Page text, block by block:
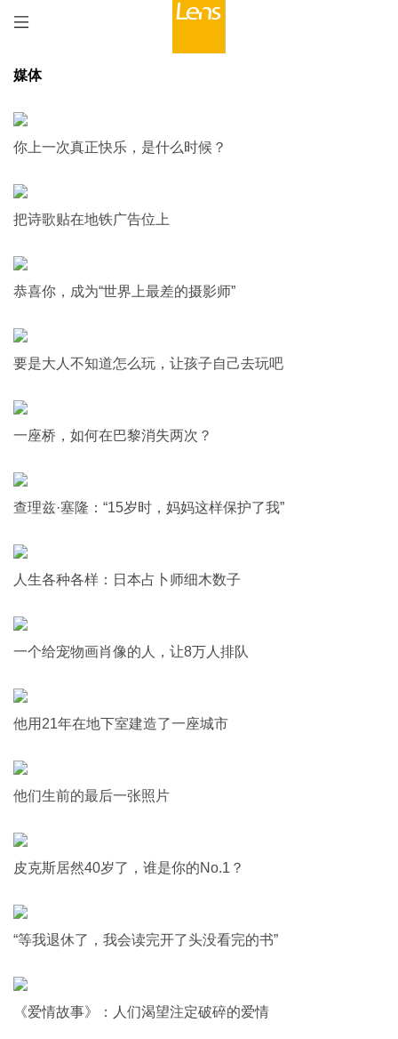
媒体
你上一次真正快乐，是什么时候？
把诗歌贴在地铁广告位上
恭喜你，成为“世界上最差的摄影师”
要是大人不知道怎么玩，让孩子自己去玩吧
一座桥，如何在巴黎消失两次？
查理兹·塞隆：“15岁时，妈妈这样保护了我”
人生各种各样：日本占卜师细木数子
一个给宠物画肖像的人，让8万人排队
他用21年在地下室建造了一座城市
他们生前的最后一张照片
皮克斯居然40岁了，谁是你的No.1？
“等我退休了，我会读完开了头没看完的书”
《爱情故事》：人们渴望注定破碎的爱情